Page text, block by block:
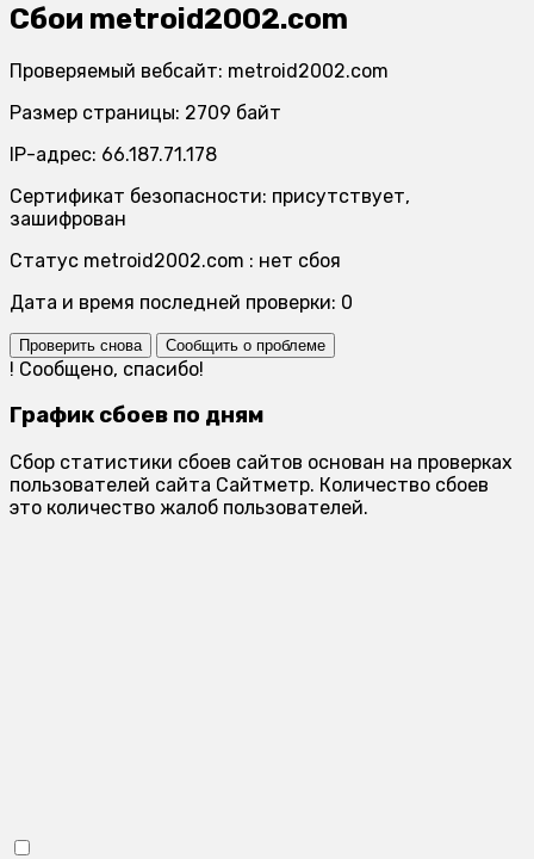
Сбои metroid2002.com
Проверяемый вебсайт: metroid2002.com
Размер страницы: 2709 байт
IP-адрес: 66.187.71.178
Сертификат безопасности: присутствует,
зашифрован
Статус metroid2002.com : нет сбоя
Дата и время последней проверки: 0
Проверить снова Сообщить о проблеме
! Сообщено, спасибо!
График сбоев по дням
Сбор статистики сбоев сайтов основан на проверках
пользователей сайта Сайтметр. Количество сбоев
это количество жалоб пользователей.